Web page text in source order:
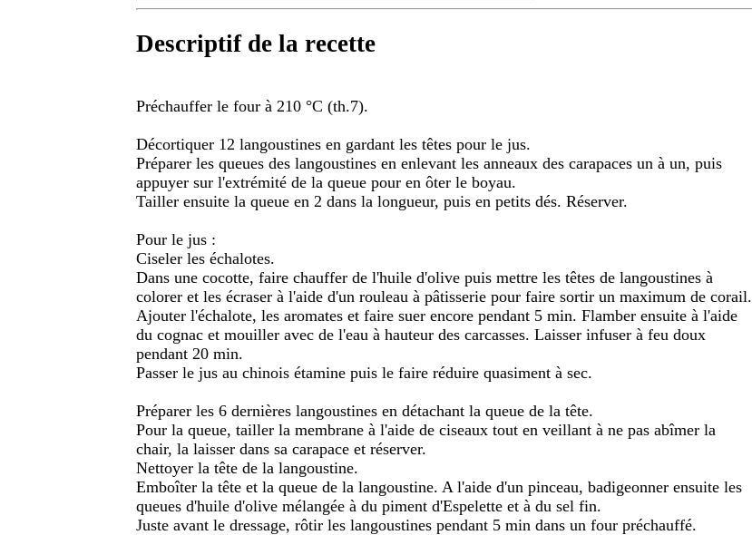
Descriptif de la recette
Préchauffer le four à 210 °C (th.7).
Décortiquer 12 langoustines en gardant les têtes pour le jus.
Préparer les queues des langoustines en enlevant les anneaux des carapaces un à un, puis
appuyer sur l'extrémité de la queue pour en ôter le boyau.
Tailler ensuite la queue en 2 dans la longueur, puis en petits dés. Réserver.
Pour le jus :
Ciseler les échalotes.
Dans une cocotte, faire chauffer de l'huile d'olive puis mettre les têtes de langoustines à
colorer et les écraser à l'aide d'un rouleau à pâtisserie pour faire sortir un maximum de corail.
Ajouter l'échalote, les aromates et faire suer encore pendant 5 min. Flamber ensuite à l'aide
du cognac et mouiller avec de l'eau à hauteur des carcasses. Laisser infuser à feu doux
pendant 20 min.
Passer le jus au chinois étamine puis le faire réduire quasiment à sec.
Préparer les 6 dernières langoustines en détachant la queue de la tête.
Pour la queue, tailler la membrane à l'aide de ciseaux tout en veillant à ne pas abîmer la
chair, la laisser dans sa carapace et réserver.
Nettoyer la tête de la langoustine.
Emboîter la tête et la queue de la langoustine. A l'aide d'un pinceau, badigeonner ensuite les
queues d'huile d'olive mélangée à du piment d'Espelette et à du sel fin.
Juste avant le dressage, rôtir les langoustines pendant 5 min dans un four préchauffé.